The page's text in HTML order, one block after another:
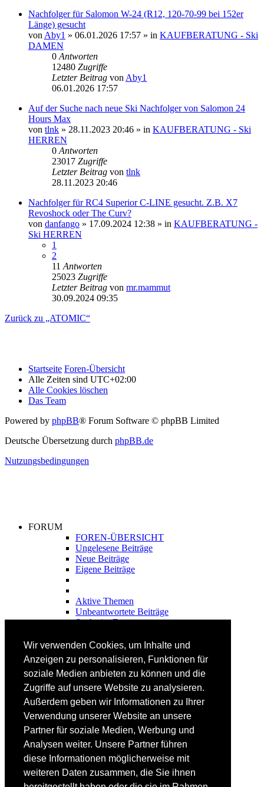
Wir verwenden Cookies, um Inhalte und
Anzeigen zu personalisieren, Funktionen für
soziale Medien anbieten zu können und die
Zugriffe auf unsere Website zu analysieren.
Außerdem geben wir Informationen zu Ihrer
Verwendung unserer Website an unsere
Partner für soziale Medien, Werbung und
Analysen weiter. Unsere Partner führen
diese Informationen möglicherweise mit
weiteren Daten zusammen, die Sie ihnen
Nachfolger für Salomon W-24 (R12, 120-70-99 bei 152er
Länge) gesucht
von Aby1 » 06.01.2026 17:57 » in KAUFBERATUNG - Ski
DAMEN
0 Antworten
12480 Zugriffe
Letzter Beitrag von Aby1
06.01.2026 17:57
Auf der Suche nach neue Ski Nachfolger von Salomon 24
Hours Max
von tlnk » 28.11.2023 20:46 » in KAUFBERATUNG - Ski
HERREN
0 Antworten
23017 Zugriffe
Letzter Beitrag von tlnk
28.11.2023 20:46
Nachfolger für RC4 Superior C-LINE gesucht. Z.B. X7
Revoshock oder The Curv?
von danfango » 17.09.2024 12:38 » in KAUFBERATUNG -
Ski HERREN
1
2
11 Antworten
25023 Zugriffe
Letzter Beitrag von mr.mammut
30.09.2024 09:35
Zurück zu „ATOMIC“
Startseite Foren-Übersicht
Alle Zeiten sind UTC+02:00
Alle Cookies löschen
Das Team
Powered by phpBB® Forum Software © phpBB Limited
Deutsche Übersetzung durch phpBB.de
Nutzungsbedingungen
FORUM
FOREN-ÜBERSICHT
Ungelesene Beiträge
Neue Beiträge
Eigene Beiträge
Aktive Themen
Unbeantwortete Beiträge
Suche im Forum
FAHRTECHNIK
Fortgeschrittene
Lehrplan
Videoanalyse
SKI
SKITEST
Ski-FAQ
Tipps Ski-Kauf
Ski-Typen
Skishops